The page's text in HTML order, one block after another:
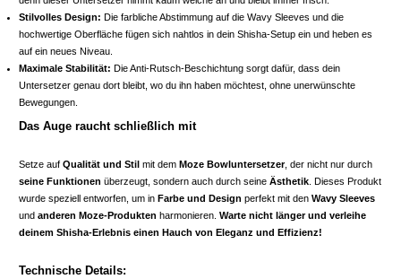
Stilvolles Design: Die farbliche Abstimmung auf die Wavy Sleeves und die
hochwertige Oberfläche fügen sich nahtlos in dein Shisha-Setup ein und heben es
auf ein neues Niveau.
Maximale Stabilität: Die Anti-Rutsch-Beschichtung sorgt dafür, dass dein
Untersetzer genau dort bleibt, wo du ihn haben möchtest, ohne unerwünschte
Bewegungen.
Das Auge raucht schließlich mit
Setze auf Qualität und Stil mit dem Moze Bowluntersetzer, der nicht nur durch
seine Funktionen überzeugt, sondern auch durch seine Ästhetik . Dieses Produkt
wurde speziell entworfen, um in Farbe und Design perfekt mit den Wavy Sleeves
und anderen Moze-Produkten harmonieren. Warte nicht länger und verleihe
deinem Shisha-Erlebnis einen Hauch von Eleganz und Effizienz!
Technische Details: